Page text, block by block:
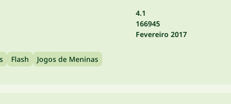
4.1
166945
Fevereiro 2017
Flash Jogos de Meninas